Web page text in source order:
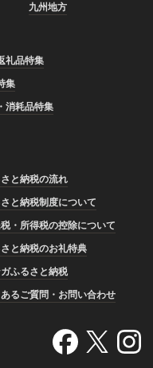
九州地方
礼品特集
集
消耗品特集
と納税の流れ
と納税制度について
・所得税の控除について
と納税のお礼特典
ふるさと納税
るご質問・お問い合わせ